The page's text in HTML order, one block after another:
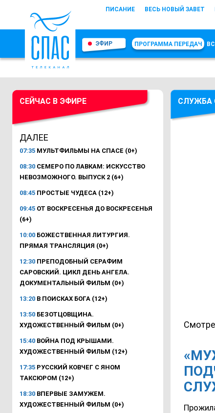
ПИСАНИЕ ВЕСЬ НОВЫЙ ЗАВЕТ
ЭФИР ПРОГРАММА ПЕРЕДАЧ
СЕЙЧАС В ЭФИРЕ
ДАЛЕЕ
07:35 МУЛЬТФИЛЬМЫ НА СПАСЕ (0+)
08:30 СЕМЕРО ПО ЛАВКАМ: ИСКУССТВО
НЕВОЗМОЖНОГО. ВЫПУСК 2 (6+)
08:45 ПРОСТЫЕ ЧУДЕСА (12+)
09:45 ОТ ВОСКРЕСЕНЬЯ ДО ВОСКРЕСЕНЬЯ
(6+)
10:00 БОЖЕСТВЕННАЯ ЛИТУРГИЯ.
ПРЯМАЯ ТРАНСЛЯЦИЯ (0+)
12:30 ПРЕПОДОБНЫЙ СЕРАФИМ
САРОВСКИЙ. ЦИКЛ ДЕНЬ АНГЕЛА.
ДОКУМЕНТАЛЬНЫЙ ФИЛЬМ (0+)
13:20 В ПОИСКАХ БОГА (12+)
13:50 БЕЗОТЦОВЩИНА.
ХУДОЖЕСТВЕННЫЙ ФИЛЬМ (0+)
15:40 ВОЙНА ПОД КРЫШАМИ.
ХУДОЖЕСТВЕННЫЙ ФИЛЬМ (12+)
17:35 РУССКИЙ КОВЧЕГ С ЯНОМ
ТАКСЮРОМ (12+)
18:30 ВПЕРВЫЕ ЗАМУЖЕМ.
ХУДОЖЕСТВЕННЫЙ ФИЛЬМ (0+)
СЛУЖБА